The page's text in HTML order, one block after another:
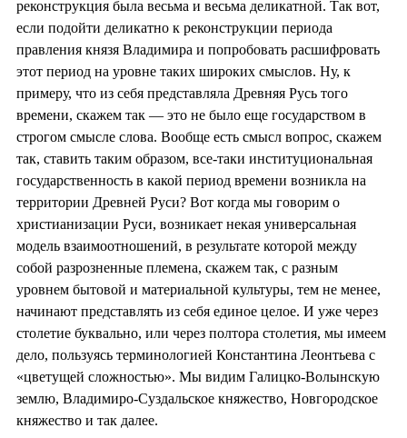
реконструкция была весьма и весьма деликатной. Так вот,
если подойти деликатно к реконструкции периода
правления князя Владимира и попробовать расшифровать
этот период на уровне таких широких смыслов. Ну, к
примеру, что из себя представляла Древняя Русь того
времени, скажем так — это не было еще государством в
строгом смысле слова. Вообще есть смысл вопрос, скажем
так, ставить таким образом, все-таки институциональная
государственность в какой период времени возникла на
территории Древней Руси? Вот когда мы говорим о
христианизации Руси, возникает некая универсальная
модель взаимоотношений, в результате которой между
собой разрозненные племена, скажем так, с разным
уровнем бытовой и материальной культуры, тем не менее,
начинают представлять из себя единое целое. И уже через
столетие буквально, или через полтора столетия, мы имеем
дело, пользуясь терминологией Константина Леонтьева с
«цветущей сложностью». Мы видим Галицко-Волынскую
землю, Владимиро-Суздальское княжество, Новгородское
княжество и так далее.